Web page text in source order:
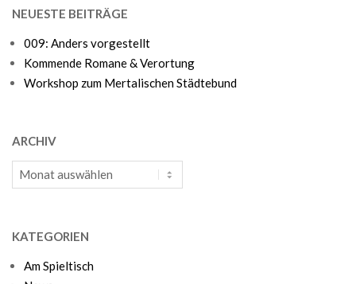
NEUESTE BEITRÄGE
009: Anders vorgestellt
Kommende Romane & Verortung
Workshop zum Mertalischen Städtebund
ARCHIV
Archiv
KATEGORIEN
Am Spieltisch